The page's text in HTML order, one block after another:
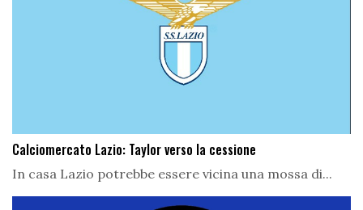
Calciomercato Lazio: Taylor verso la cessione
In casa Lazio potrebbe essere vicina una mossa di...